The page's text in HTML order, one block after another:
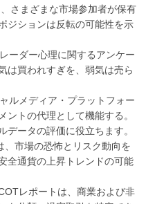
さまざまな市場参加者が保有
ジションは反転の可能性を示
ーダー心理に関するアンケー
は買われすぎを、弱気は売ら
ルメディア・プラットフォー
ントの代理として機能する。
データの評価に役立ちます。
、市場の恐怖とリスク動向を
全通貨の上昇トレンドの可能
レポートは、商業および非